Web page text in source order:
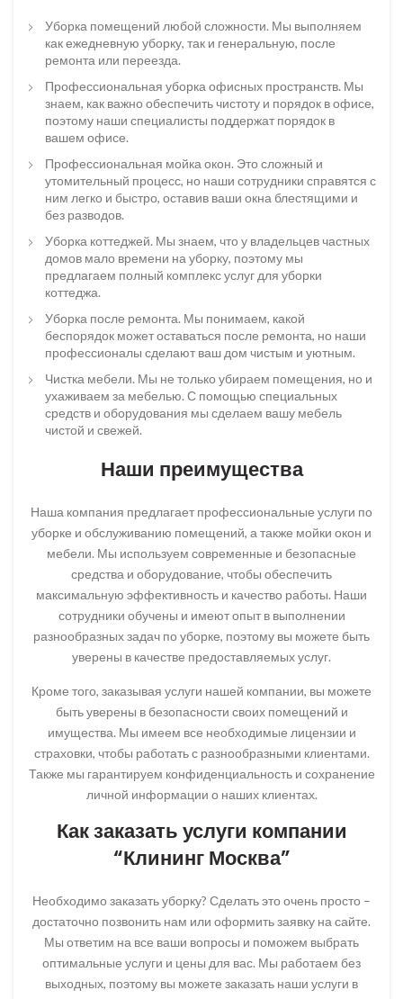
Уборка помещений любой сложности. Мы выполняем
как ежедневную уборку, так и генеральную, после
ремонта или переезда.
Профессиональная уборка офисных пространств. Мы
знаем, как важно обеспечить чистоту и порядок в офисе,
поэтому наши специалисты поддержат порядок в
вашем офисе.
Профессиональная мойка окон. Это сложный и
утомительный процесс, но наши сотрудники справятся с
ним легко и быстро, оставив ваши окна блестящими и
без разводов.
Уборка коттеджей. Мы знаем, что у владельцев частных
домов мало времени на уборку, поэтому мы
предлагаем полный комплекс услуг для уборки
коттеджа.
Уборка после ремонта. Мы понимаем, какой
беспорядок может оставаться после ремонта, но наши
профессионалы сделают ваш дом чистым и уютным.
Чистка мебели. Мы не только убираем помещения, но и
ухаживаем за мебелью. С помощью специальных
средств и оборудования мы сделаем вашу мебель
чистой и свежей.
Наши преимущества
Наша компания предлагает профессиональные услуги по
уборке и обслуживанию помещений, а также мойки окон и
мебели. Мы используем современные и безопасные
средства и оборудование, чтобы обеспечить
максимальную эффективность и качество работы. Наши
сотрудники обучены и имеют опыт в выполнении
разнообразных задач по уборке, поэтому вы можете быть
уверены в качестве предоставляемых услуг.
Кроме того, заказывая услуги нашей компании, вы можете
быть уверены в безопасности своих помещений и
имущества. Мы имеем все необходимые лицензии и
страховки, чтобы работать с разнообразными клиентами.
Также мы гарантируем конфиденциальность и сохранение
личной информации о наших клиентах.
Как заказать услуги компании
“Клининг Москва”
Необходимо заказать уборку? Сделать это очень просто –
достаточно позвонить нам или оформить заявку на сайте.
Мы ответим на все ваши вопросы и поможем выбрать
оптимальные услуги и цены для вас. Мы работаем без
выходных, поэтому вы можете заказать наши услуги в